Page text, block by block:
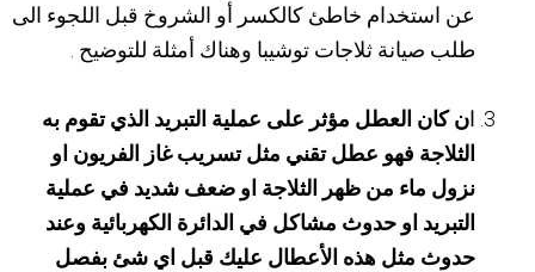
عن استخدام خاطئ كالكسر أو الشروخ قبل اللجوء الى
طلب صيانة ثلاجات توشيبا وهناك أمثلة للتوضيح .
ان كان العطل مؤثر على عملية التبريد الذي تقوم به
الثلاجة فهو عطل تقني مثل تسريب غاز الفريون او
نزول ماء من ظهر الثلاجة او ضعف شديد في عملية
التبريد او حدوث مشاكل في الدائرة الكهربائية وعند
حدوث مثل هذه الأعطال عليك قبل اي شئ بفصل